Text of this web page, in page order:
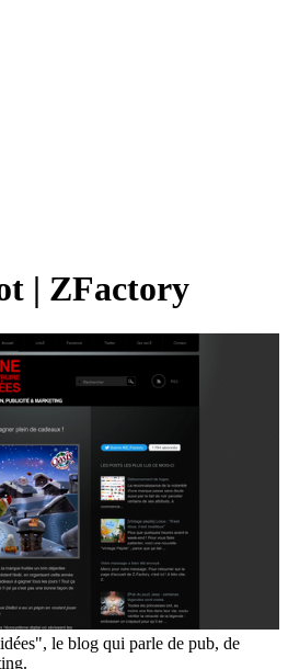
| ZFactory
le blog qui parle de pub, de